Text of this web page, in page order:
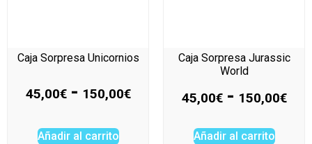
Caja Sorpresa Unicornios
45,00€ - 150,00€
Añadir al carrito
Caja Sorpresa Jurassic
World
45,00€ - 150,00€
Añadir al carrito